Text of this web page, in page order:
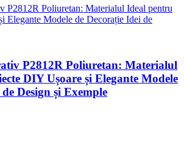
P2812R Poliuretan: Materialul
DIY Ușoare și Elegante Modele
Design și Exemple